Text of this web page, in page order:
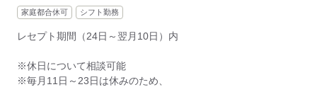
家庭都合休可 シフト勤務
レセプト期間（24日～翌月10日）内
※休日について相談可能
※毎月11日～23日は休みのため、